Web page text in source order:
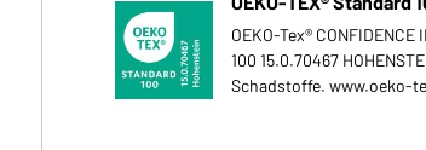
OEKO-Tex® CONFIDENCE
100 15.0.70467
Schadstoffe. www.oeko-